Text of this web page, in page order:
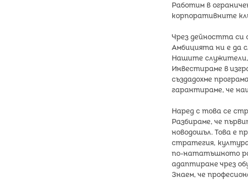
Работим в
корпоративните
Чрез дейността си
Амбицията ни е да
Нашите служители,
Инвестираме в
създадохме
гарантираме, че
Наред с това се
Разбираме, че
новодошъл. Това е
стратегия,
по-нататъшното
адаптиране чрез
Знаем, че